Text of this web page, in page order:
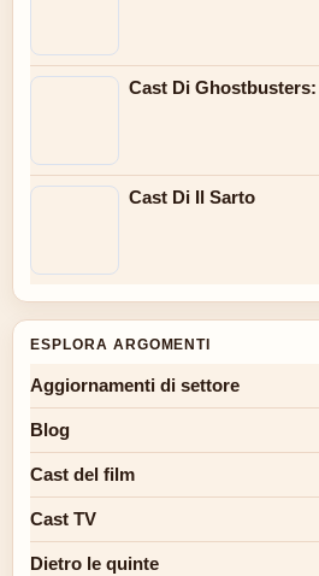
Cast Di
Cast Di Il Sarto
ESPLORA ARGOMENTI
Aggiornamenti di settore
Blog
Cast del film
Cast TV
Dietro le quinte